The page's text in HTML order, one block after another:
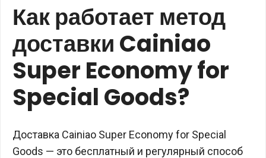
Как работает метод
доставки Cainiao
Super Economy for
Special Goods?
Доставка Cainiao Super Economy for Special
Goods — это бесплатный и регулярный способ